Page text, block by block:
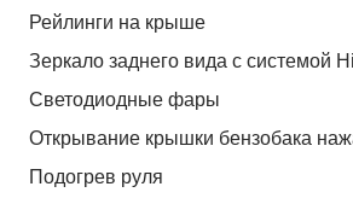
Рейлинги на крыше
Зеркало заднего вида с системой
Светодиодные фары
Открывание крышки бензобака
Подогрев руля